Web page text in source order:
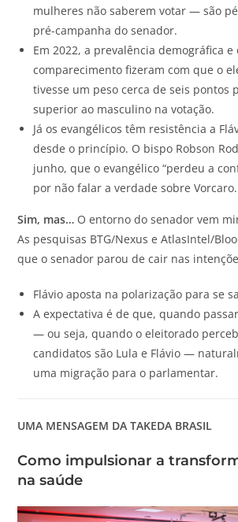
mulheres não saberem votar — são
pré-campanha do senador.
Em 2022, a prevalência demográfica e
comparecimento fizeram com que o
tivesse um peso cerca de seis pontos
superior ao masculino na votação.
Já os evangélicos têm resistência a
desde o princípio. O bispo Robson
junho, que o evangélico “perdeu a
por não falar a verdade sobre Vorcaro.
Sim, mas… O entorno do senador vem
As pesquisas BTG/Nexus e AtlasIntel/
que o senador parou de cair nas
Flávio aposta na polarização para se
A expectativa é de que, quando
— ou seja, quando o eleitorado
candidatos são Lula e Flávio —
uma migração para o parlamentar.
UMA MENSAGEM DA TAKEDA BRASIL
Como impulsionar a
na saúde